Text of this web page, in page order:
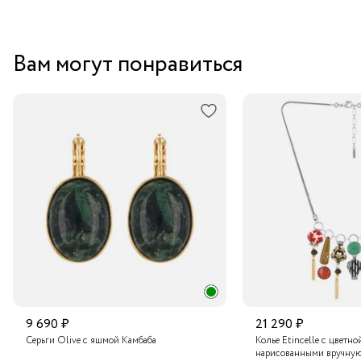
Вам могут понравиться
9 690 ₽
Серьги Olive с яшмой Камбаба
21 290 ₽
Колье Etincelle с
нарисованными